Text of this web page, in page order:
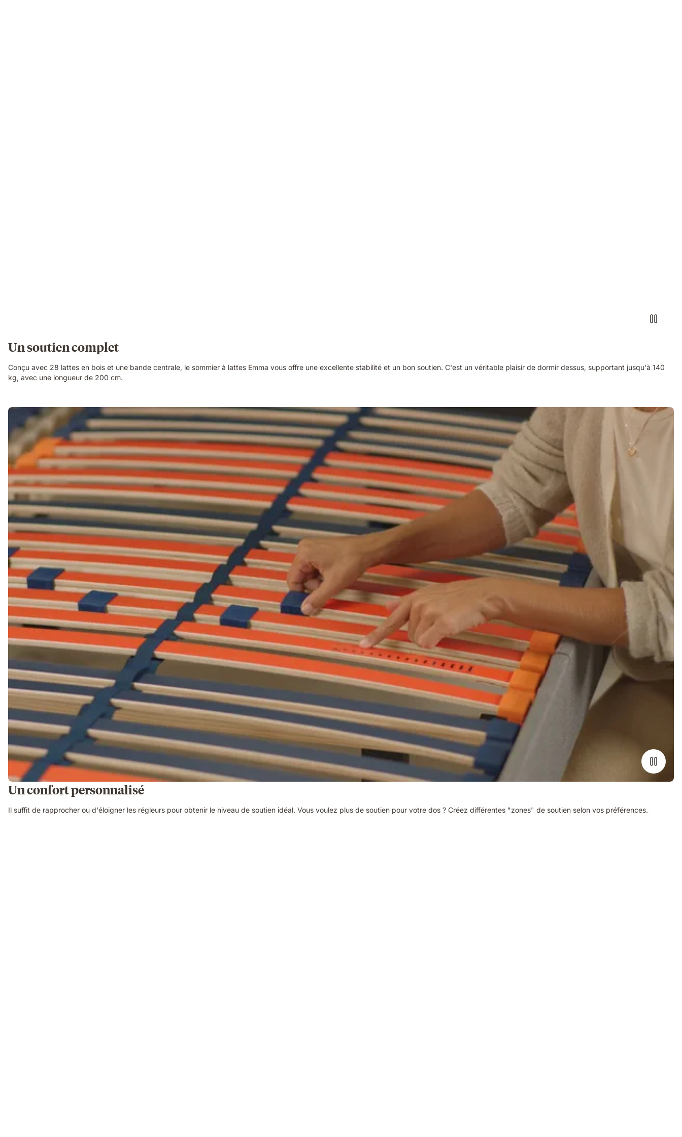
Un soutien complet
Conçu avec 28 lattes en bois et une bande centrale, le sommier à lattes Emma vous offre une excellente stabilité et un bon soutien. C'est un véritable plaisir de dormir dessus, supportant jusqu'à 140
kg, avec une longueur de 200 cm.
Un confort personnalisé
Il suffit de rapprocher ou d'éloigner les régleurs pour obtenir le niveau de soutien idéal. Vous voulez plus de soutien pour votre dos ? Créez différentes "zones" de soutien selon vos préférences.